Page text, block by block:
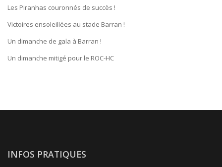
Les Piranhas couronnés de succès !
Victoires ensoleillées au stade Barran !
Un dimanche de gala à Barran !
Un dimanche mitigé pour le ROC-HC
INFOS PRATIQUES